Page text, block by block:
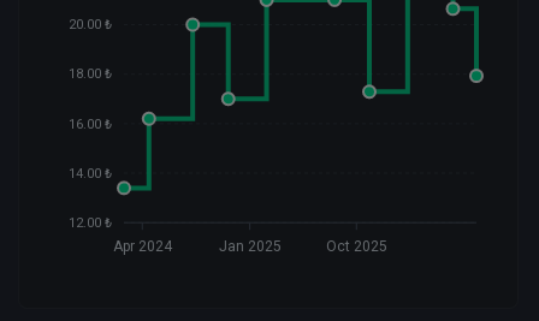
20.00 ₺
18.00 ₺
16.00 ₺
14.00 ₺
12.00 ₺
Apr 2024 Jan 2025 Oct 2025